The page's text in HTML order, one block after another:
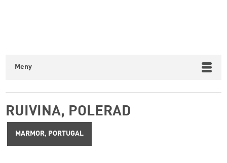
Meny
RUIVINA, POLERAD
MARMOR, PORTUGAL